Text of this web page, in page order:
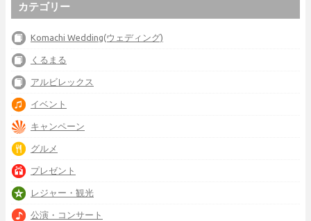
カテゴリー
Komachi Wedding(ウェディング)
くるまる
アルビレックス
イベント
キャンペーン
グルメ
プレゼント
レジャー・観光
公演・コンサート